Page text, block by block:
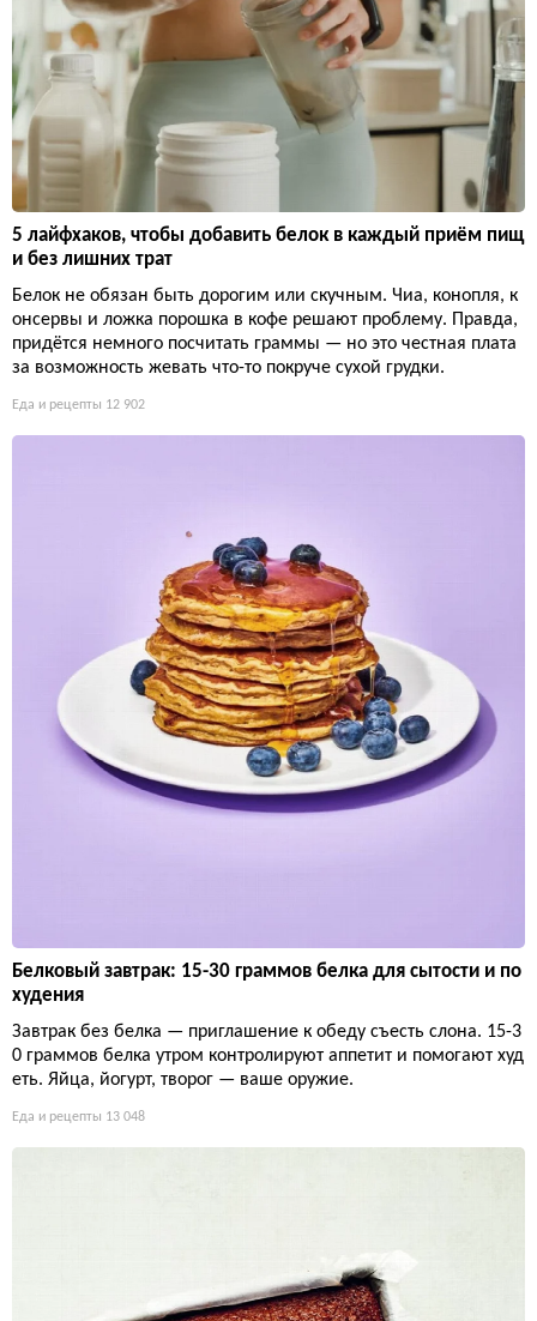
5 лайфхаков, чтобы добавить белок в каждый приём пищ
и без лишних трат
Белок не обязан быть дорогим или скучным. Чиа, конопля, к
онсервы и ложка порошка в кофе решают проблему. Правда,
придётся немного посчитать граммы — но это честная плата
за возможность жевать что-то покруче сухой грудки.
Еда и рецепты 12 902
Белковый завтрак: 15-30 граммов белка для сытости и по
худения
Завтрак без белка — приглашение к обеду съесть слона. 15-3
0 граммов белка утром контролируют аппетит и помогают худ
еть. Яйца, йогурт, творог — ваше оружие.
Еда и рецепты 13 048